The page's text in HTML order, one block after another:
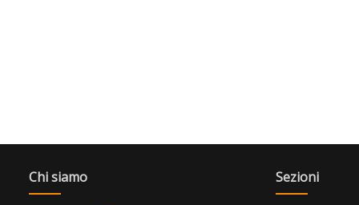
Chi siamo Sezioni